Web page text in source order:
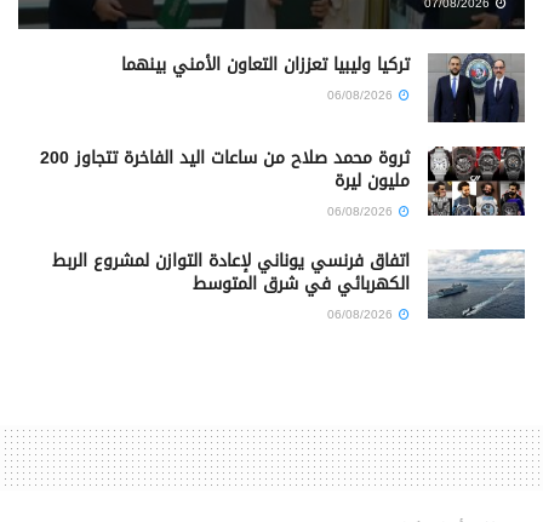
تركيا وليبيا تعززان التعاون الأمني بينهما
ثروة محمد صلاح من ساعات اليد الفاخرة تتجاوز 200
مليون ليرة
اتفاق فرنسي يوناني لإعادة التوازن لمشروع الربط
الكهربائي في شرق المتوسط